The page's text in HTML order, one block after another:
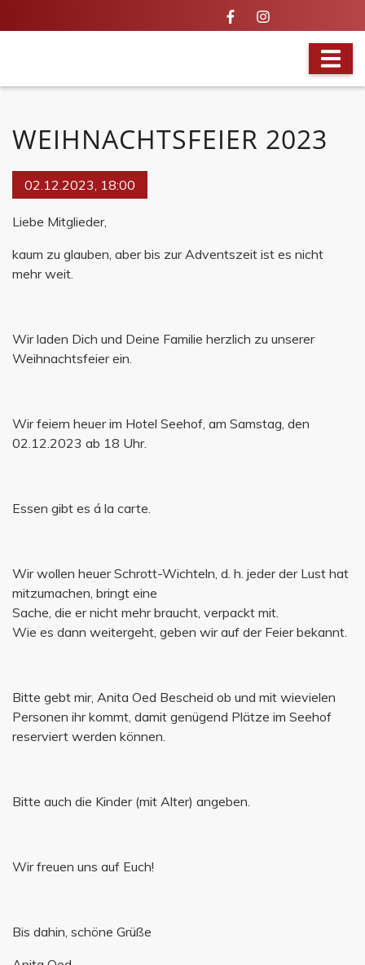
WEIHNACHTSFEIER 2023
02.12.2023, 18:00
Liebe Mitglieder,
kaum zu glauben, aber bis zur Adventszeit ist es nicht
mehr weit.
Wir laden Dich und Deine Familie herzlich zu unserer
Weihnachtsfeier ein.
Wir feiern heuer im Hotel Seehof, am Samstag, den
02.12.2023 ab 18 Uhr.
Essen gibt es á la carte.
Wir wollen heuer Schrott-Wichteln, d. h. jeder der Lust hat
mitzumachen, bringt eine
Sache, die er nicht mehr braucht, verpackt mit.
Wie es dann weitergeht, geben wir auf der Feier bekannt.
Bitte gebt mir, Anita Oed Bescheid ob und mit wievielen
Personen ihr kommt, damit genügend Plätze im Seehof
reserviert werden können.
Bitte auch die Kinder (mit Alter) angeben.
Wir freuen uns auf Euch!
Bis dahin, schöne Grüße